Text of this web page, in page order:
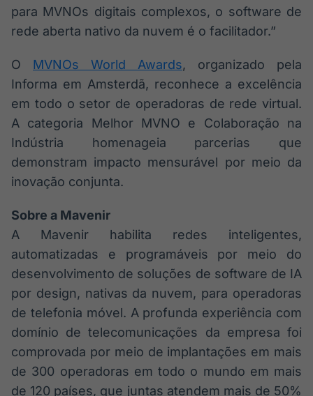
para MVNOs digitais complexos, o software de
rede aberta nativo da nuvem é o facilitador.”
O MVNOs World Awards, organizado pela
Informa em Amsterdã, reconhece a excelência
em todo o setor de operadoras de rede virtual.
A categoria Melhor MVNO e Colaboração na
Indústria homenageia parcerias que
demonstram impacto mensurável por meio da
inovação conjunta.
Sobre a Mavenir
A Mavenir habilita redes inteligentes,
automatizadas e programáveis por meio do
desenvolvimento de soluções de software de IA
por design, nativas da nuvem, para operadoras
de telefonia móvel. A profunda experiência com
domínio de telecomunicações da empresa foi
comprovada por meio de implantações em mais
de 300 operadoras em todo o mundo em mais
de 120 países, que juntas atendem mais de 50%